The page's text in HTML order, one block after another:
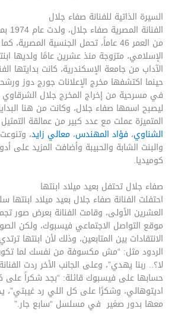
السيرة الذاتية للفنانة صفاء جلال
من العمر 46 عاماً، تحمل الجنسية
الإسلامي، متزوجة منذ عشرين عامًا ولديها
الآداب من جامعة الإسكندرية، كانت بدايتها
حينما اكتشفها مخرج الإعلانات جورج دوز
في مسرحية من إخراج المخرج جلال
ليصبح اسمها صفاء جلال، وكانت من هنا
المتميزة عملت مع عدد كبير من عمالقة
الشناوي، فؤاد المهندس، معالي زايد،
والبنت الشابة والحبيبة وأضافت المزيد على
كوميديا.
صفاء جلال تحتفل بعيد ميلاد ابنتها
احتفلت الفنانة صفاء جلال بعيد ميلاد ابنتها
العشرين الأولى، وقامت الفنانة بعرض صور
موقع التواصل الاجتماعي فيسبوك، ولكن
الانتقادات بين المتابعين، وذلك لأن ابنتها
الردود مثل: “مش مكسوفة من نفسك لما
لا؟.. ربنا يهدي”، وعلى الجانب الأخر ردت
حسابها على فيسبوك قائلة: “بجد شكراً على
اديتوهالي، وشكرًا على كل اللي رد غيبتي”،
معها بدور صغير في مسلسل “سابع جار.”